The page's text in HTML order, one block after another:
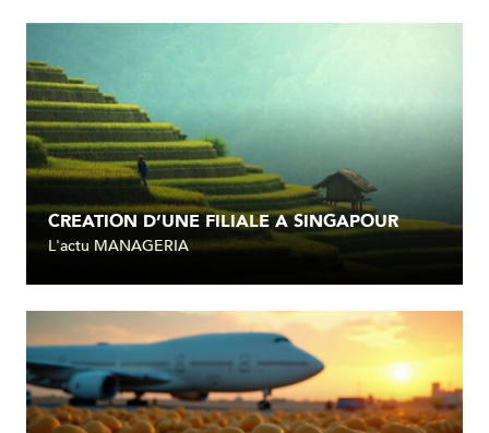
L'actu MANAGERIA
CREATION D’UNE FILIALE A SINGAPOUR